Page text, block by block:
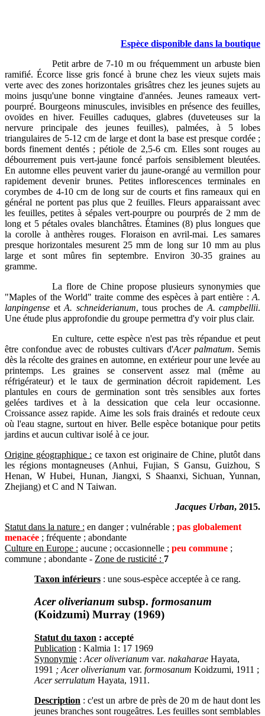
Espèce disponible dans la boutique
Petit arbre de 7-10 m ou fréquemment un arbuste bien
ramifié. Écorce lisse gris foncé à brune chez les vieux sujets mais
verte avec des zones horizontales grisâtres chez les jeunes sujets au
moins jusqu'une bonne vingtaine d'années. Jeunes rameaux vert-
pourpré. Bourgeons minuscules, invisibles en présence des feuilles,
ovoïdes en hiver. Feuilles caduques, glabres (duveteuses sur la
nervure principale des jeunes feuilles), palmées, à 5 lobes
triangulaires de 5-12 cm de large et dont la base est presque cordée ;
bords finement dentés ; pétiole de 2,5-6 cm. Elles sont rouges au
débourrement puis vert-jaune foncé parfois sensiblement bleutées.
En automne elles peuvent varier du jaune-orangé au vermillon pour
rapidement devenir brunes. Petites inflorescences terminales en
corymbes de 4-10 cm de long sur de courts et fins rameaux qui en
général ne portent pas plus que 2 feuilles. Fleurs apparaissant avec
les feuilles, petites à sépales vert-pourpre ou pourprés de 2 mm de
long et 5 pétales ovales blanchâtres. Étamines (8) plus longues que
la corolle à anthères rouges. Floraison en avril-mai. Les samares
presque horizontales mesurent 25 mm de long sur 10 mm au plus
large et sont mûres fin septembre. Environ 30-35 graines au
gramme.
La flore de Chine propose plusieurs synonymies que
"Maples of the World" traite comme des espèces à part entière : A.
lanpingense et A. schneiderianum, tous proches de A. campbellii.
Une étude plus approfondie du groupe permettra d'y voir plus clair.
En culture, cette espèce n'est pas très répandue et peut
être confondue avec de robustes cultivars d'Acer palmatum. Semis
dès la récolte des graines en automne, en extérieur pour une levée au
printemps. Les graines se conservent assez mal (même au
réfrigérateur) et le taux de germination décroit rapidement. Les
plantules en cours de germination sont très sensibles aux fortes
gelées tardives et à la dessication que cela leur occasionne.
Croissance assez rapide. Aime les sols frais drainés et redoute ceux
où l'eau stagne, surtout en hiver. Belle espèce botanique pour petits
jardins et aucun cultivar isolé à ce jour.
Origine géographique : ce taxon est originaire de Chine, plutôt dans
les régions montagneuses (Anhui, Fujian, S Gansu, Guizhou, S
Henan, W Hubei, Hunan, Jiangxi, S Shaanxi, Sichuan, Yunnan,
Zhejiang) et C and N Taiwan.
Jacques Urban, 2015.
Statut dans la nature : en danger ; vulnérable ; pas globalement
menacée ; fréquente ; abondante
Culture en Europe : aucune ; occasionnelle ; peu commune ;
commune ; abondante - Zone de rusticité : 7
Taxon inférieurs : une sous-espèce acceptée à ce rang.
Acer oliverianum subsp. formosanum
(Koidzumi) Murray (1969)
Statut du taxon : accepté
Publication : Kalmia 1: 17 1969
Synonymie : Acer oliverianum var. nakaharae Hayata,
1991 ; Acer oliverianum var. formosanum Koidzumi, 1911 ;
Acer serrulatum Hayata, 1911.
Description : c'est un arbre de près de 20 m de haut dont les
jeunes branches sont rougeâtres. Les feuilles sont semblables